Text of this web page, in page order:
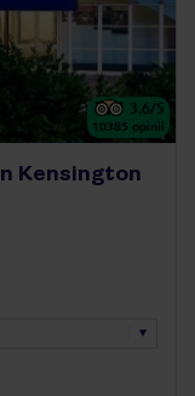
3.6/5
10385 opinii
Kensington